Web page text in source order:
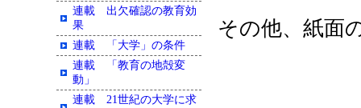
その他、紙面
連載 出欠確認の教育効
果
連載 「大学」の条件
連載 「教育の地殻変
動」
連載 21世紀の大学に求